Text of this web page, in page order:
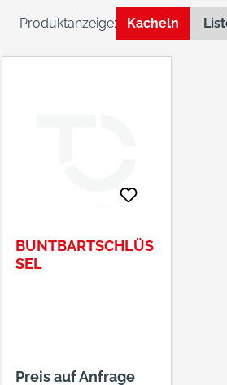
Produktanzeige: Kacheln
BUNTBARTSCHLÜS
SEL
Preis auf Anfrage